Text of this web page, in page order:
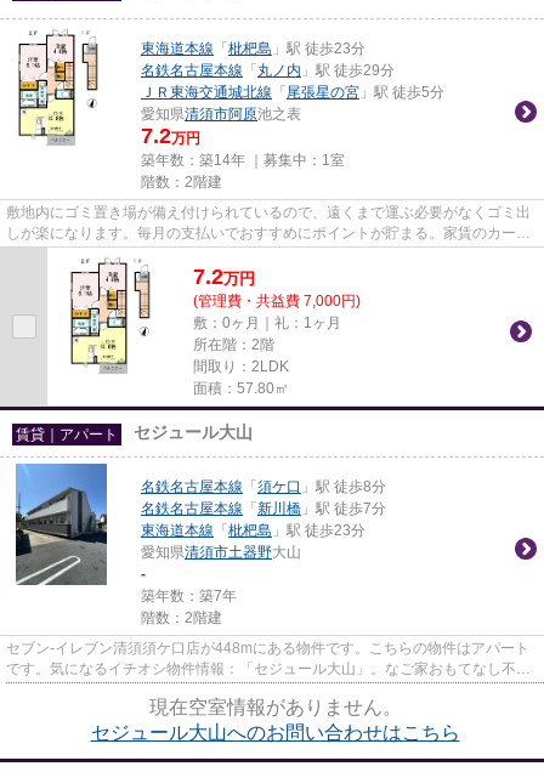
東海道本線 「 枇杷島 」駅 徒歩23分
名鉄名古屋本線 「 丸ノ内 」駅 徒歩29分
ＪＲ東海交通城北線 「 尾張星の宮 」駅 徒歩5分
愛知県清須市阿原池之表
7.2万円
築年数：築14年 ｜募集中： 1室
階数：2階建
敷地内にゴミ置き場が備え付けられているので、遠くまで運ぶ必要がなくゴミ出
しが楽になります。毎月の支払いでおすすめにポイントが貯まる。家賃のカード
払いが可能です。こちらの物...
7.2万円
(管理費・共益費 7,000円)
敷：0ヶ月｜礼：1ヶ月
所在階：2階
間取り：2LDK
面積：57.80㎡
賃貸｜アパート セジュール大山
名鉄名古屋本線 「 須ケ口 」駅 徒歩8分
名鉄名古屋本線 「 新川橋 」駅 徒歩7分
東海道本線 「 枇杷島 」駅 徒歩23分
愛知県清須市土器野大山
-
築年数：築7年
階数：2階建
セブン-イレブン清須須ケ口店が448mにある物件です。こちらの物件はアパート
です。気になるイチオシ物件情報：「セジュール大山」。なご家おもてなし不動
現在空室情報がありません。
セジュール大山へのお問い合わせはこちら